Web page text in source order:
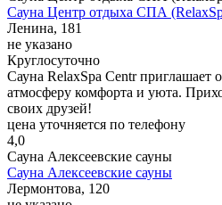
Сауна Центр отдыха СПА
Ленина, 181
не указано
Круглосуточно
Сауна RelaxSpa Centr приглашает
атмосферу комфорта и уюта.
своих друзей!
цена уточняется по телефону
4,0
Сауна Алексеевские сауны
Сауна Алексеевские сауны
Лермонтова, 120